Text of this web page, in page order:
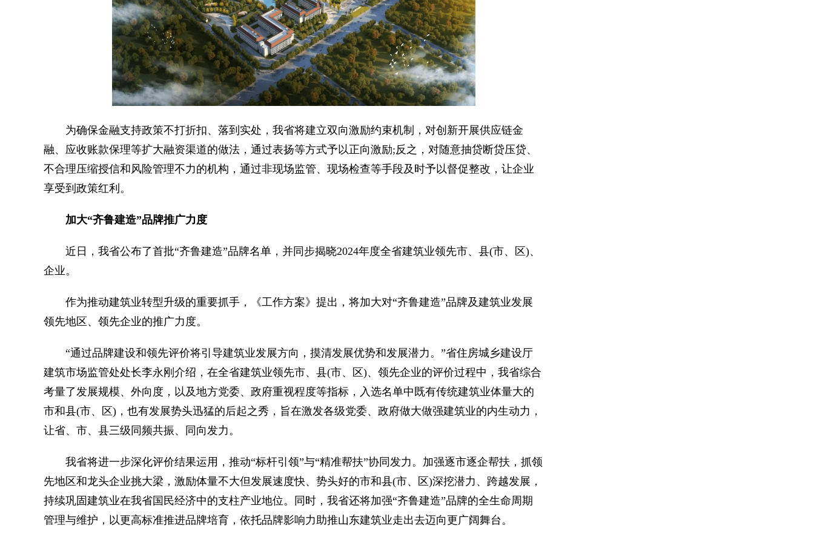
为确保金融支持政策不打折扣、落到实处，我省将建立双向激励约束机制，对创新开展供应链金
融、应收账款保理等扩大融资渠道的做法，通过表扬等方式予以正向激励;反之，对随意抽贷断贷压贷、
不合理压缩授信和风险管理不力的机构，通过非现场监管、现场检查等手段及时予以督促整改，让企业
享受到政策红利。
加大“齐鲁建造”品牌推广力度
近日，我省公布了首批“齐鲁建造”品牌名单，并同步揭晓2024年度全省建筑业领先市、县(市、区)、
企业。
作为推动建筑业转型升级的重要抓手，《工作方案》提出，将加大对“齐鲁建造”品牌及建筑业发展
领先地区、领先企业的推广力度。
“通过品牌建设和领先评价将引导建筑业发展方向，摸清发展优势和发展潜力。”省住房城乡建设厅
建筑市场监管处处长李永刚介绍，在全省建筑业领先市、县(市、区)、领先企业的评价过程中，我省综合
考量了发展规模、外向度，以及地方党委、政府重视程度等指标，入选名单中既有传统建筑业体量大的
市和县(市、区)，也有发展势头迅猛的后起之秀，旨在激发各级党委、政府做大做强建筑业的内生动力，
让省、市、县三级同频共振、同向发力。
我省将进一步深化评价结果运用，推动“标杆引领”与“精准帮扶”协同发力。加强逐市逐企帮扶，抓领
先地区和龙头企业挑大梁，激励体量不大但发展速度快、势头好的市和县(市、区)深挖潜力、跨越发展，
持续巩固建筑业在我省国民经济中的支柱产业地位。同时，我省还将加强“齐鲁建造”品牌的全生命周期
管理与维护，以更高标准推进品牌培育，依托品牌影响力助推山东建筑业走出去迈向更广阔舞台。